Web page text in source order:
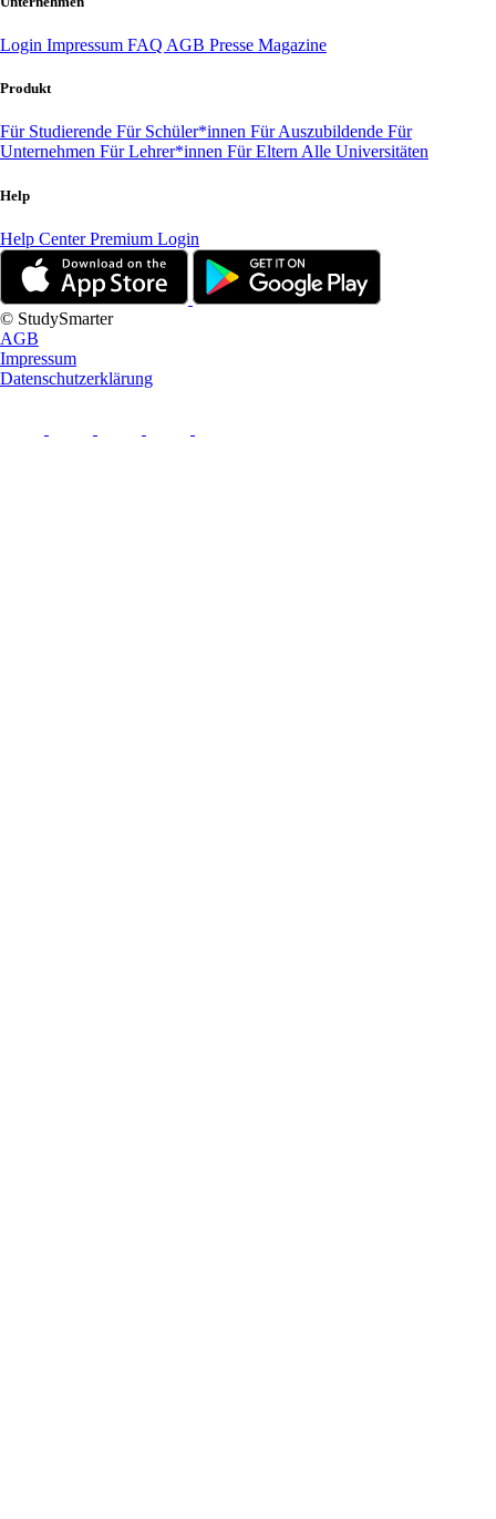
Login Impressum FAQ AGB Presse Magazine
Produkt
Für Studierende Für Schüler*innen Für Auszubildende Für
Unternehmen Für Lehrer*innen Für Eltern Alle Universitäten
Help
Help CenterPremium Login
© StudySmarter
AGB
Impressum
Datenschutzerklärung